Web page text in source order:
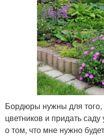
Ограждения для клумб
Бордюры нужны для
цветников и придать
о том, что мне нужно